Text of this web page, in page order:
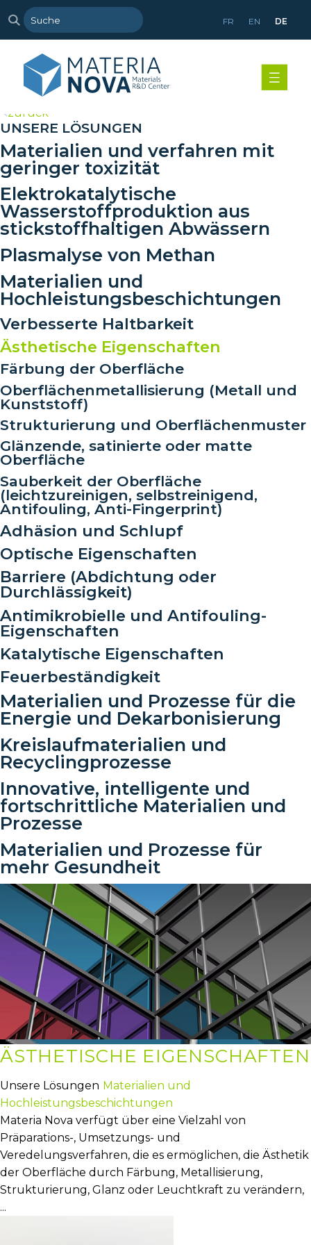
FR EN DE
zurück
UNSERE LÖSUNGEN
Materialien und verfahren mit
geringer toxizität
Elektrokatalytische
Wasserstoffproduktion aus
stickstoffhaltigen Abwässern
Plasmalyse von Methan
Materialien und
Hochleistungsbeschichtungen
Verbesserte Haltbarkeit
Ästhetische Eigenschaften
Färbung der Oberfläche
Oberflächenmetallisierung (Metall und
Kunststoff)
Strukturierung und Oberflächenmuster
Glänzende, satinierte oder matte
Oberfläche
Sauberkeit der Oberfläche
(leichtzureinigen, selbstreinigend,
Antifouling, Anti-Fingerprint)
Adhäsion und Schlupf
Optische Eigenschaften
Barriere (Abdichtung oder
Durchlässigkeit)
Antimikrobielle und Antifouling-
Eigenschaften
Katalytische Eigenschaften
Feuerbeständigkeit
Materialien und Prozesse für die
Energie und Dekarbonisierung
Kreislaufmaterialien und
Recyclingprozesse
Innovative, intelligente und
fortschrittliche Materialien und
Prozesse
Materialien und Prozesse für
mehr Gesundheit
ÄSTHETISCHE EIGENSCHAFTEN
Unsere Lösungen Materialien und
Hochleistungsbeschichtungen
Materia Nova verfügt über eine Vielzahl von
Präparations-, Umsetzungs- und
Veredelungsverfahren, die es ermöglichen, die Ästhetik
der Oberfläche durch Färbung, Metallisierung,
Strukturierung, Glanz oder Leuchtkraft zu verändern,
...